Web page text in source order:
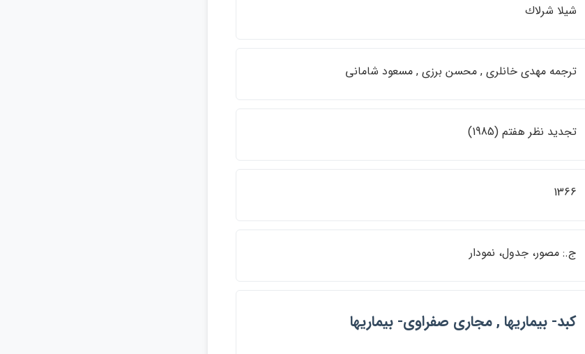
شيلا شرلاك
ترجمه مهدي خانلري , محسن برزي , مسعود شاماني
تجديد نظر هفتم (1985)
1366
ج.: مصور، جدول، نمودار
كبد- بيماريها , مجاري صفراوي- بيماريها